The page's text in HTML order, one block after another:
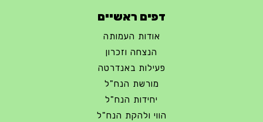
דפים ראשיים
אודות העמותה
הנצחה וזכרון
פעילות באנדרטה
מורשת הנח"ל
יחידות הנח"ל
הווי ולהקת הנח"ל